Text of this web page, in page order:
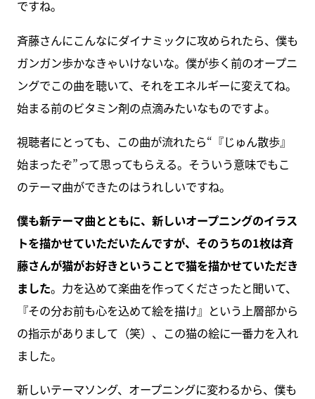
ですね。
斉藤さんにこんなにダイナミックに攻められたら、僕も
ガンガン歩かなきゃいけないな。僕が歩く前のオープニ
ングでこの曲を聴いて、それをエネルギーに変えてね。
始まる前のビタミン剤の点滴みたいなものですよ。
視聴者にとっても、この曲が流れたら“『じゅん散歩』
始まったぞ”って思ってもらえる。そういう意味でもこ
のテーマ曲ができたのはうれしいですね。
僕も新テーマ曲とともに、新しいオープニングのイラス
トを描かせていただいたんですが、そのうちの1枚は斉
藤さんが猫がお好きということで猫を描かせていただき
ました。力を込めて楽曲を作ってくださったと聞いて、
『その分お前も心を込めて絵を描け』という上層部から
の指示がありまして（笑）、この猫の絵に一番力を入れ
ました。
新しいテーマソング、オープニングに変わるから、僕も